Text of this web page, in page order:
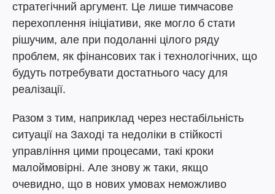
стратегічний аргумент. Це лише тимчасове
перехоплення ініціативи, яке могло б стати
рішучим, але при подоланні цілого ряду
проблем, як фінансових так і технологічних, що
будуть потребувати достатнього часу для
реалізації.
Разом з тим, наприклад через нестабільність
ситуації на Заході та недоліки в стійкості
управління цими процесами, такі кроки
малоймовірні. Але знову ж таки, якщо
очевидно, що в нових умовах неможливо